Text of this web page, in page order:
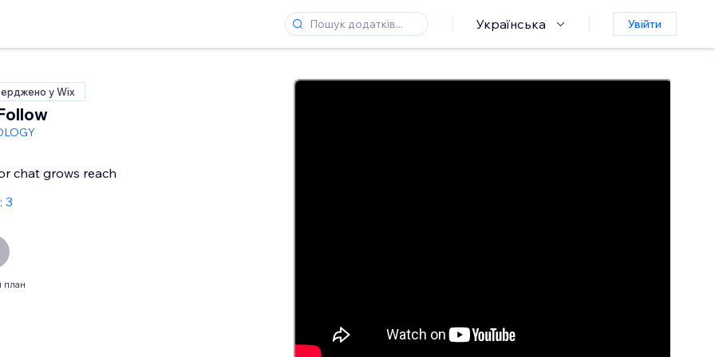
Українська Увійти
у Wix
chat grows reach
3
план